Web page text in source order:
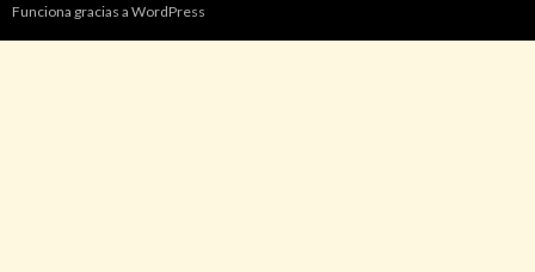
Funciona gracias a WordPress